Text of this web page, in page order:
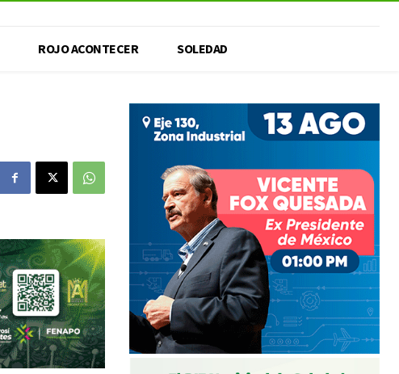
ROJO ACONTECER SOLEDAD